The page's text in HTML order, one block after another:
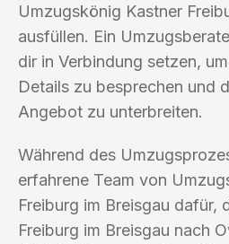
Umzugskönig Kastner
ausfüllen. Ein
dir in Verbindung setzen,
Details zu besprechen und
Angebot zu unterbreiten.
Während des
erfahrene Team von
Freiburg im Breisgau dafür,
Freiburg im Breisgau nach